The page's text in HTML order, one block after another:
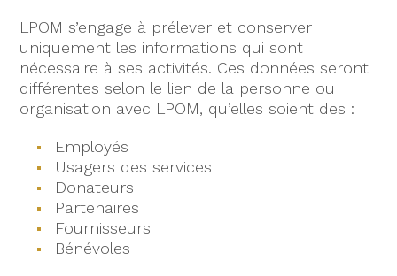
LPOM s’engage à prélever et conserver
uniquement les informations qui sont
nécessaire à ses activités. Ces données seront
différentes selon le lien de la personne ou
organisation avec LPOM, qu’elles soient des :
Employés
Usagers des services
Donateurs
Partenaires
Fournisseurs
Bénévoles